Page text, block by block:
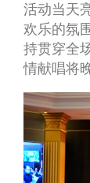
活动当天
欢乐的氛
持贯穿全
情献唱将